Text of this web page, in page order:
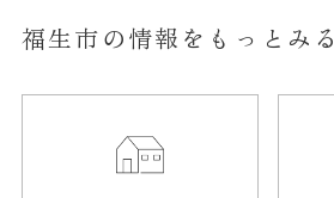
福生市の情報をもっとみる